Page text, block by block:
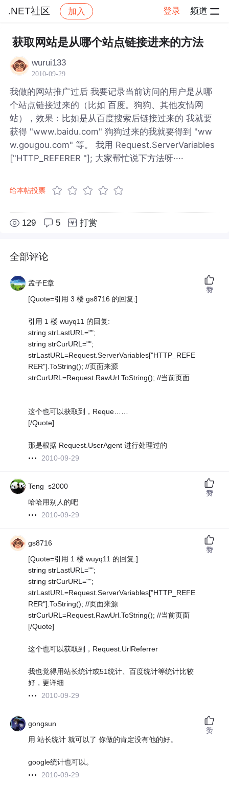
.NET社区 加入 登录 频道
社区 .NET社区 帖子详情
获取网站是从哪个站点链接进来的方法
wurui133
2010-09-29
我做的网站推广过后 我要记录当前访问的用户是从哪
个站点链接过来的（比如 百度。狗狗、其他友情网
站），效果：比如是从百度搜索后链接过来的 我就要
获得 "www.baidu.com" 狗狗过来的我就要得到 "ww
w.gougou.com" 等。 我用 Request.ServerVariables
["HTTP_REFERER "]; 大家帮忙说下方法呀····
给本帖投票
129 5 打赏
全部评论
孟子E章
[Quote=引用 3 楼 gs8716 的回复:]
引用 1 楼 wuyq11 的回复:
string strLastURL="";
string strCurURL="";
strLastURL=Request.ServerVariables["HTTP_REFE
RER"].ToString(); //页面来源
strCurURL=Request.RawUrl.ToString(); //当前页面
这个也可以获取到，Reque……
[/Quote]
那是根据 Request.UserAgent 进行处理过的
2010-09-29
赞
Teng_s2000
哈哈用别人的吧
2010-09-29
赞
gs8716
[Quote=引用 1 楼 wuyq11 的回复:]
string strLastURL="";
string strCurURL="";
strLastURL=Request.ServerVariables["HTTP_REFE
RER"].ToString(); //页面来源
strCurURL=Request.RawUrl.ToString(); //当前页面
[/Quote]
这个也可以获取到，Request.UrlReferrer
我也觉得用站长统计或51统计、百度统计等统计比较
好，更详细
2010-09-29
赞
gongsun
用 站长统计 就可以了 你做的肯定没有他的好。
google统计也可以。
2010-09-29
赞